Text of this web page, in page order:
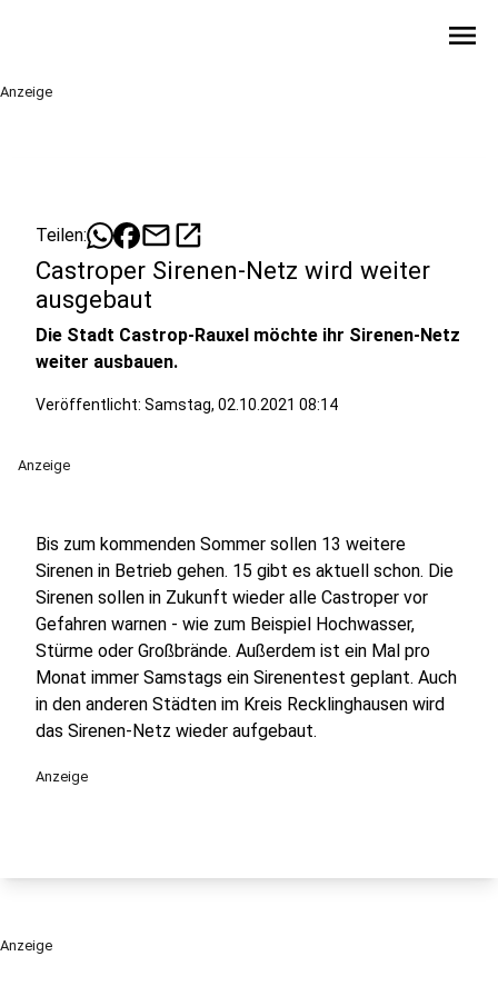
menu
Anzeige
Teilen: mailopen_in_new
Castroper Sirenen-Netz wird weiter
ausgebaut
Die Stadt Castrop-Rauxel möchte ihr Sirenen-Netz
weiter ausbauen.
Veröffentlicht: Samstag, 02.10.2021 08:14
Anzeige
Bis zum kommenden Sommer sollen 13 weitere
Sirenen in Betrieb gehen. 15 gibt es aktuell schon. Die
Sirenen sollen in Zukunft wieder alle Castroper vor
Gefahren warnen - wie zum Beispiel Hochwasser,
Stürme oder Großbrände. Außerdem ist ein Mal pro
Monat immer Samstags ein Sirenentest geplant. Auch
in den anderen Städten im Kreis Recklinghausen wird
das Sirenen-Netz wieder aufgebaut.
Anzeige
Anzeige